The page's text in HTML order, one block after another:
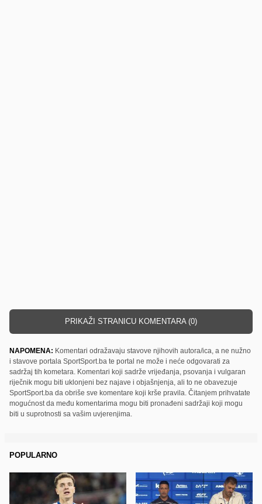
PRIKAŽI STRANICU KOMENTARA (0)
NAPOMENA: Komentari odražavaju stavove njihovih autora/ica, a ne nužno
i stavove portala SportSport.ba te portal ne može i neće odgovarati za
sadržaj tih kometara. Komentari koji sadrže vrijeđanja, psovanja i vulgaran
riječnik mogu biti uklonjeni bez najave i objašnjenja, ali to ne obavezuje
SportSport.ba da obriše sve komentare koji krše pravila. Čitanjem prihvatate
mogućnost da među komentarima mogu biti pronađeni sadržaji koji mogu
biti u suprotnosti sa vašim uvjerenjima.
POPULARNO